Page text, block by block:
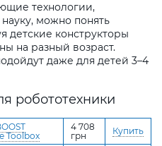
технологии,
можно понять
детские конструкторы
на разный возраст.
даже для детей 3–4
робототехники
Toolbox
4 708
грн
Купить